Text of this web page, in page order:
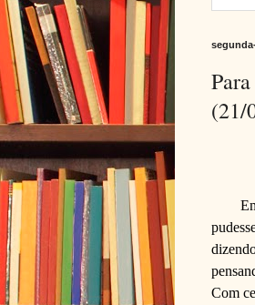
(21/
Com